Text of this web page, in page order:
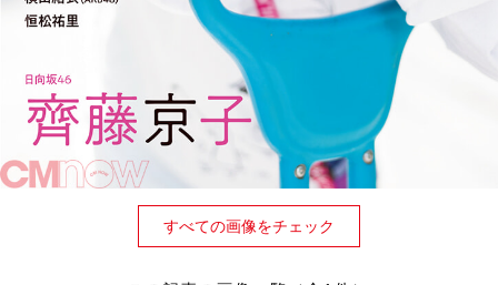
すべての画像をチェック